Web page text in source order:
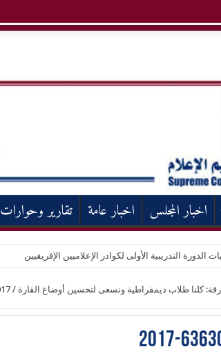
اخبار المجلس اخبار عامة تقارير وحوارات
الدورة التدريبية الأولى لكوادر الإعلاميين الإفريقيين
كلنا طلاب ديمقراطية ونسعى لتحسين أوضاع القارة /
2017-